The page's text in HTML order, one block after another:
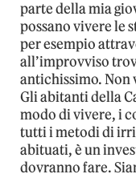
parte della mia
possano vivere le
per esempio
all’improvviso
antichissimo. Non
Gli abitanti della
modo di vivere, i
tutti i metodi di
abituati, è un
dovranno fare.